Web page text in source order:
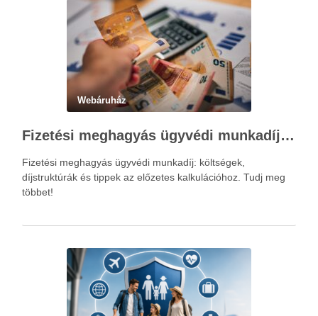
Webáruház
Fizetési meghagyás ügyvédi munkadíja: teljes költségvetési útmutató
Fizetési meghagyás ügyvédi munkadíj: költségek,
díjstruktúrák és tippek az előzetes kalkulációhoz. Tudj meg
többet!